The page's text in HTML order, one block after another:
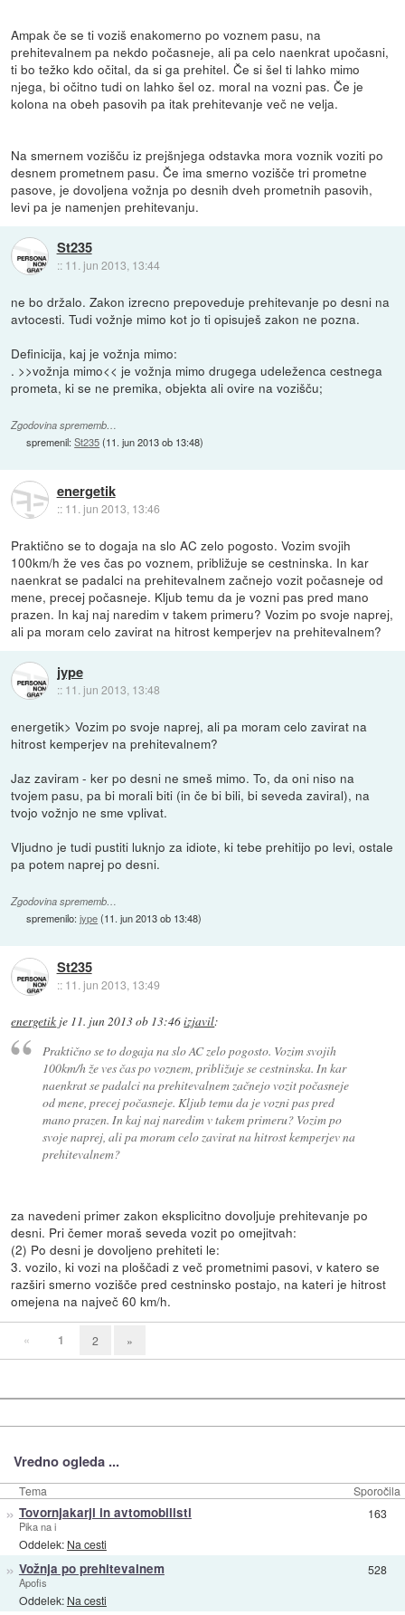
Ampak če se ti voziš enakomerno po voznem pasu, na
prehitevalnem pa nekdo počasneje, ali pa celo naenkrat upočasni,
ti bo težko kdo očital, da si ga prehitel. Če si šel ti lahko mimo
njega, bi očitno tudi on lahko šel oz. moral na vozni pas. Če je
kolona na obeh pasovih pa itak prehitevanje več ne velja.
Na smernem vozišču iz prejšnjega odstavka mora voznik voziti po
desnem prometnem pasu. Če ima smerno vozišče tri prometne
pasove, je dovoljena vožnja po desnih dveh prometnih pasovih,
levi pa je namenjen prehitevanju.
St235
:: 11. jun 2013, 13:44
ne bo držalo. Zakon izrecno prepoveduje prehitevanje po desni na
avtocesti. Tudi vožnje mimo kot jo ti opisuješ zakon ne pozna.
Definicija, kaj je vožnja mimo:
. >>vožnja mimo<< je vožnja mimo drugega udeleženca cestnega
prometa, ki se ne premika, objekta ali ovire na vozišču;
Zgodovina sprememb…
spremenil:St235(11. jun 2013 ob 13:48)
energetik
:: 11. jun 2013, 13:46
Praktično se to dogaja na slo AC zelo pogosto. Vozim svojih
100km/h že ves čas po voznem, približuje se cestninska. In kar
naenkrat se padalci na prehitevalnem začnejo vozit počasneje od
mene, precej počasneje. Kljub temu da je vozni pas pred mano
prazen. In kaj naj naredim v takem primeru? Vozim po svoje naprej,
ali pa moram celo zavirat na hitrost kemperjev na prehitevalnem?
jype
:: 11. jun 2013, 13:48
energetik> Vozim po svoje naprej, ali pa moram celo zavirat na
hitrost kemperjev na prehitevalnem?
Jaz zaviram - ker po desni ne smeš mimo. To, da oni niso na
tvojem pasu, pa bi morali biti (in če bi bili, bi seveda zaviral), na
tvojo vožnjo ne sme vplivat.
Vljudno je tudi pustiti luknjo za idiote, ki tebe prehitijo po levi, ostale
pa potem naprej po desni.
Zgodovina sprememb…
spremenilo:jype(11. jun 2013 ob 13:48)
St235
:: 11. jun 2013, 13:49
energetik je 11. jun 2013 ob 13:46izjavil:
Praktično se to dogaja na slo AC zelo pogosto. Vozim svojih
100km/h že ves čas po voznem, približuje se cestninska. In kar
naenkrat se padalci na prehitevalnem začnejo vozit počasneje
od mene, precej počasneje. Kljub temu da je vozni pas pred
mano prazen. In kaj naj naredim v takem primeru? Vozim po
svoje naprej, ali pa moram celo zavirat na hitrost kemperjev na
prehitevalnem?
za navedeni primer zakon eksplicitno dovoljuje prehitevanje po
desni. Pri čemer moraš seveda vozit po omejitvah:
(2) Po desni je dovoljeno prehiteti le:
3. vozilo, ki vozi na ploščadi z več prometnimi pasovi, v katero se
razširi smerno vozišče pred cestninsko postajo, na kateri je hitrost
omejena na največ 60 km/h.
« 1 2 »
Vredno ogleda ...
Tema Sporočila
» Tovornjakarji in avtomobilisti
Pika na i
Oddelek: Na cesti
163
» Vožnja po prehitevalnem
Apofis
Oddelek: Na cesti
528